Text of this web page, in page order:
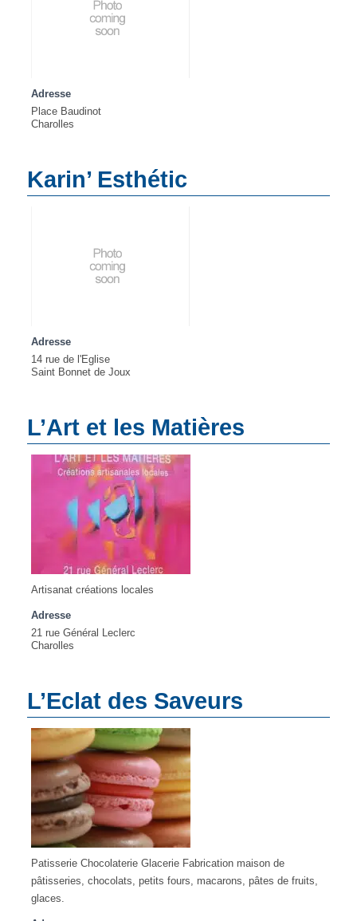
Adresse
Place Baudinot
Charolles
Karin’ Esthétic
Adresse
14 rue de l'Eglise
Saint Bonnet de Joux
L’Art et les Matières
Artisanat créations locales
Adresse
21 rue Général Leclerc
Charolles
L’Eclat des Saveurs
Patisserie Chocolaterie Glacerie Fabrication maison de
pâtisseries, chocolats, petits fours, macarons, pâtes de fruits,
glaces.